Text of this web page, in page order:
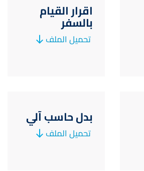
اقرار القيام
بالسفر
تحميل الملف
بدل حاسب آلي
تحميل الملف